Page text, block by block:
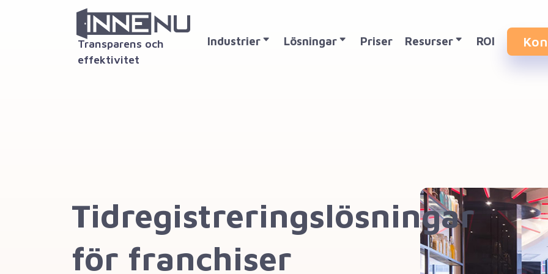
Transparens och
effektivitet
Industrier Lösningar Priser Resurser ROI
Tidregistreringslösningar
för franchiser